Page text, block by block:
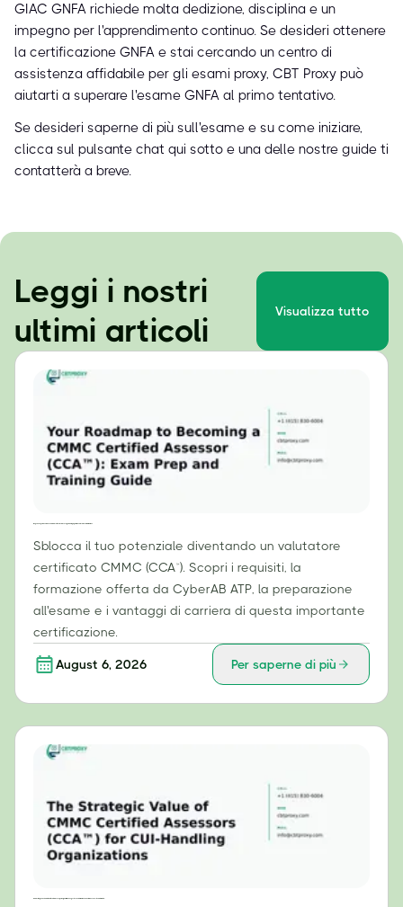
GIAC GNFA richiede molta dedizione, disciplina e un
impegno per l'apprendimento continuo. Se desideri ottenere
la certificazione GNFA e stai cercando un centro di
assistenza affidabile per gli esami proxy, CBT Proxy può
aiutarti a superare l'esame GNFA al primo tentativo.
Se desideri saperne di più sull'esame e su come iniziare,
clicca sul pulsante chat qui sotto e una delle nostre guide ti
contatterà a breve.
Leggi i nostri
ultimi articoli
Visualizza tutto
Sblocca il tuo potenziale diventando un valutatore
certificato CMMC (CCA™). Scopri i requisiti, la
formazione offerta da CyberAB ATP, la preparazione
all'esame e i vantaggi di carriera di questa importante
certificazione.
August 6, 2026 Per saperne di più